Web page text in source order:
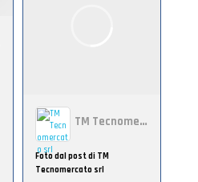
TM Tecnomercato srl
Foto dal post di TM
Tecnomercato srl